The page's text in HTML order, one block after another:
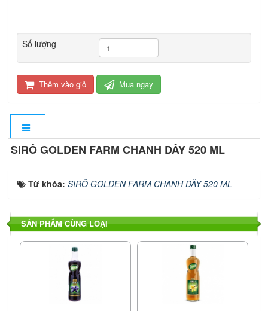
Số lượng
Thêm vào giỏ Mua ngay
SIRÔ GOLDEN FARM CHANH DÂY 520 ML
Từ khóa: SIRÔ GOLDEN FARM CHANH DÂY 520 ML
SẢN PHẨM CÙNG LOẠI